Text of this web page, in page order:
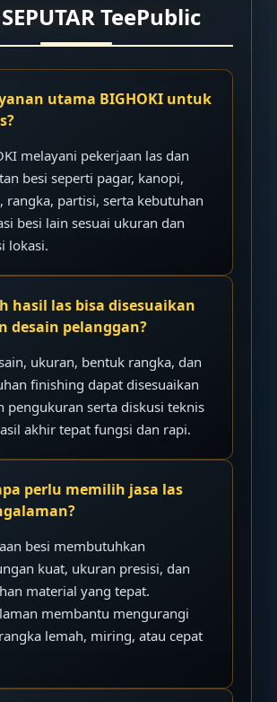
TeePublic
utama BIGHOKI untuk
melayani pekerjaan las dan
besi seperti pagar, kanopi,
rangka, partisi, serta kebutuhan
besi lain sesuai ukuran dan
lokasi.
hasil las bisa disesuaikan
desain pelanggan?
ukuran, bentuk rangka, dan
finishing dapat disesuaikan
pengukuran serta diskusi teknis
akhir tepat fungsi dan rapi.
perlu memilih jasa las
besi membutuhkan
kuat, ukuran presisi, dan
material yang tepat.
membantu mengurangi
lemah, miring, atau cepat